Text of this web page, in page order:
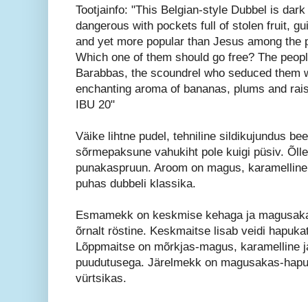
Tootjainfo: "This Belgian-style Dubbel is dark
dangerous with pockets full of stolen fruit,
and yet more popular than Jesus among the
Which one of them should go free? The
Barabbas, the scoundrel who seduced them
enchanting aroma of bananas, plums and
IBU 20"
Väike lihtne pudel, tehniline sildikujundus
sõrmepaksune vahukiht pole kuigi püsiv.
punakaspruun. Aroom on magus,
puhas dubbeli klassika.
Esmamekk on keskmise kehaga ja
õrnalt röstine. Keskmaitse lisab veidi
Lõppmaitse on mõrkjas-magus, karamelline
puudutusega. Järelmekk on magusakas-
vürtsikas.